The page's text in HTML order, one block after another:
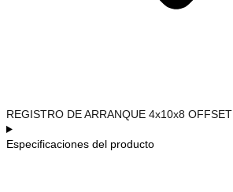
REGISTRO DE ARRANQUE 4x10x8 OFFSET
Especificaciones del producto